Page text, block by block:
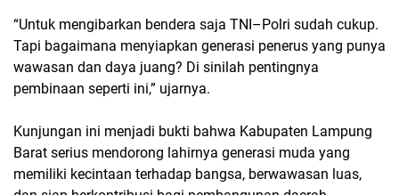
“Untuk mengibarkan bendera saja TNI–Polri sudah cukup.
Tapi bagaimana menyiapkan generasi penerus yang punya
wawasan dan daya juang? Di sinilah pentingnya
pembinaan seperti ini,” ujarnya.
Kunjungan ini menjadi bukti bahwa Kabupaten Lampung
Barat serius mendorong lahirnya generasi muda yang
memiliki kecintaan terhadap bangsa, berwawasan luas,